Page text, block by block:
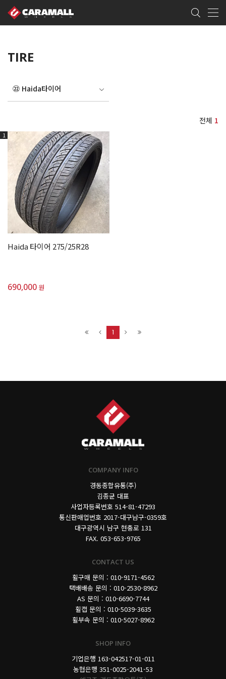
TIRE
㉒ Haida타이어
전체 1
1
Haida 타이어 275/25R28
690,000 원
1
COMPANY INFO
경동종합유통(주)
김종균 대표
사업자등록번호 514-81-47293
통신판매업번호 2017-대구남구-0359호
대구광역시 남구 현충로 131
FAX. 053-653-9765
CONTACT US
휠구매 문의 : 010-9171-4562
택배배송 문의 : 010-2530-8962
AS 문의 : 010-6690-7744
휠캡 문의 : 010-5039-3635
휠부속 문의 : 010-5027-8962
SHOP INFO
기업은행 163-042517-01-011
농협은행 351-0025-2041-53